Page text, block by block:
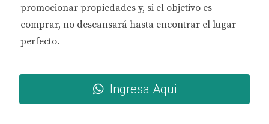
presión al proceso.
Felicidad:finalmente, cuando se firma la
escritura y se recibe la llave, se siente una
satisfacción indescriptible.
crucial. A medida que los compradores se preparan
para este viaje, es útil contemplar cómo cada etapa
promocionar propiedades y, si el objetivo es
comprar, no descansará hasta encontrar el lugar
perfecto.
Ingresa Aqui